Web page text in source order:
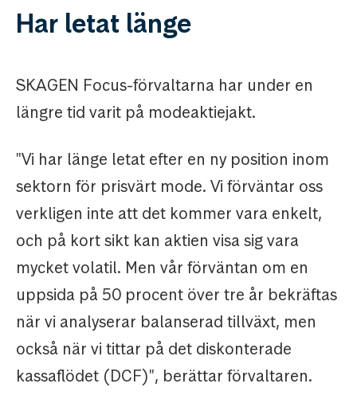
Har letat länge
SKAGEN Focus-förvaltarna har under en
längre tid varit på modeaktiejakt.
"Vi har länge letat efter en ny position inom
sektorn för prisvärt mode. Vi förväntar oss
verkligen inte att det kommer vara enkelt,
och på kort sikt kan aktien visa sig vara
mycket volatil. Men vår förväntan om en
uppsida på 50 procent över tre år bekräftas
när vi analyserar balanserad tillväxt, men
också när vi tittar på det diskonterade
kassaflödet (DCF)", berättar förvaltaren.